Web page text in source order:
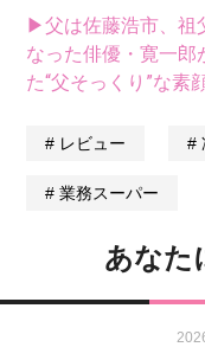
▶父は佐藤浩市、祖
なった俳優・寛一郎
た“父そっくり”な素
レビュー
業務スーパー
あなた